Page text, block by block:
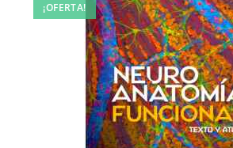
¡OFERTA!